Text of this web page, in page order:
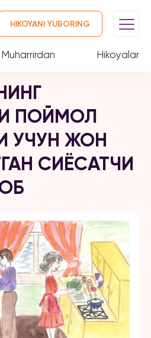
Muharrirdan Hikoyalar
HIKOYANI YUBORING
ПОЙМОЛ
УЧУН ЖОН
СИЁСАТЧИ